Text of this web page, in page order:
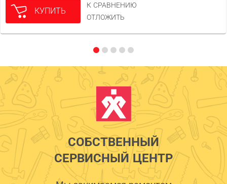
КУПИТЬ
К СРАВНЕНИЮ
ОТЛОЖИТЬ
СОБСТВЕННЫЙ
СЕРВИСНЫЙ ЦЕНТР